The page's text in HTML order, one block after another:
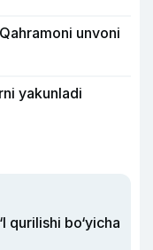
unvoni
yakunladi
qurilishi bo‘yicha